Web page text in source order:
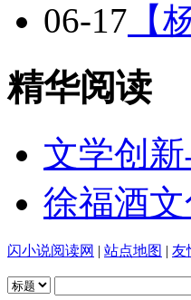
06-17 【
精华阅读
文学创
徐福酒
闪小说阅读网 | 站点地图 | 友